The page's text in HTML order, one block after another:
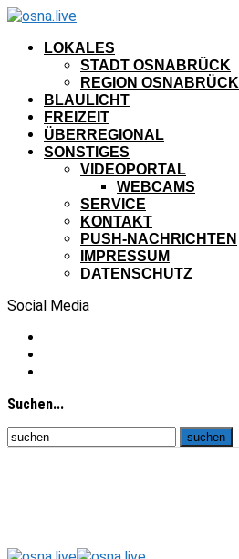
LOKALES
STADT OSNABRÜCK
REGION OSNABRÜCK
BLAULICHT
FREIZEIT
ÜBERREGIONAL
SONSTIGES
VIDEOPORTAL
WEBCAMS
SERVICE
KONTAKT
PUSH-NACHRICHTEN
IMPRESSUM
DATENSCHUTZ
Social Media
Suchen...